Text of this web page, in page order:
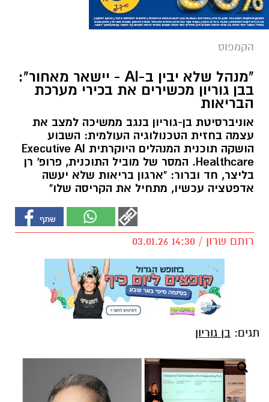
הקמפוס
"מנהל שלא יבין ב-AI - יישאר מאחור":
בבן גוריון מכשירים את בכירי מערכת
הבריאות
אוניברסיטת בן-גוריון בנגב ממשיכה למצב את
עצמה בחזית הטכנולוגיה העולמית: השבוע
הושקה תוכנית המנהלים היוקרתית Executive AI
Healthcare. המסר של מוביל התוכנית, פרופ' רן
בליצר, חד וברור: "ארגון בריאות שלא יעשה
אדפטציה עכשיו, מתחיל את הקריסה שלו"
רותם שרון / 14:30 03.01.26
תגים: בן גוריון